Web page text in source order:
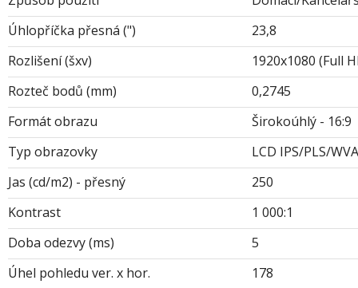
Úhlopříčka přesná (")
23,8
Rozlišení (šxv)
1920x1080 (Full
Rozteč bodů (mm)
0,2745
Formát obrazu
Širokoúhlý - 16:9
Typ obrazovky
LCD IPS/PLS/WVA
Jas (cd/m2) - přesný
250
Kontrast
1 000:1
Doba odezvy (ms)
5
Úhel pohledu ver. x hor.
178